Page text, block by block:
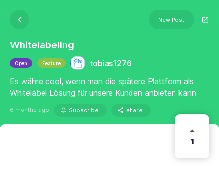
New Post
Whitelabeling
Open Feature
tobias1276
Es währe cool, wenn man die spätere Plattform als
Whitelabel Lösung für unsere Kunden anbieten kann.
6 months ago Subscribe share
1